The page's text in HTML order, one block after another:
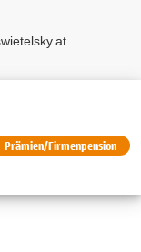
Prämien/Firmenpension